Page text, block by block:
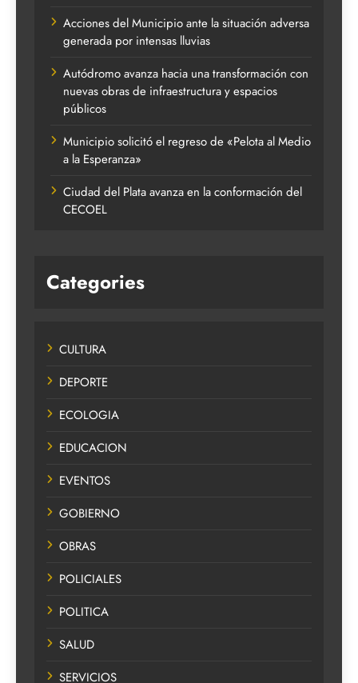
Acciones del Municipio ante la situación adversa
generada por intensas lluvias
Autódromo avanza hacia una transformación con
nuevas obras de infraestructura y espacios
públicos
Municipio solicitó el regreso de «Pelota al Medio
a la Esperanza»
Ciudad del Plata avanza en la conformación del
CECOEL
Categories
CULTURA
DEPORTE
ECOLOGIA
EDUCACION
EVENTOS
GOBIERNO
OBRAS
POLICIALES
POLITICA
SALUD
SERVICIOS